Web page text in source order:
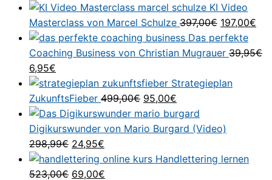
Preis
war:
129,00€
Preis
ist:
KI Video
Masterclass von Marcel Schulze 397,00€
Preis
war:
197,00€
ist:
Das perfekte
Coaching Business von Christian Mugrauer 39,95€
Ursprünglicher
Preis
war:
39,95€
6,95€
Preis
ist:
6,95€.
Strategieplan
ZukunftsFieber 499,00€ Ursprünglicher
Preis
war:
95,00€
Preis
ist:
Digikurswunder von Mario Burgard (Video)
298,99€ Ursprünglicher
Preis
war:
24,95€
Preis
ist:
Handlettering lernen
523,00€ Ursprünglicher
69,00€